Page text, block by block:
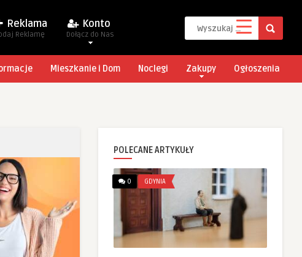
Reklama
Reklamę
Konto
Dołącz do Nas
Mieszkanie i Dom Noclegi Zakupy Ogłoszenia
POLECANE ARTYKUŁY
0 GDYNIA